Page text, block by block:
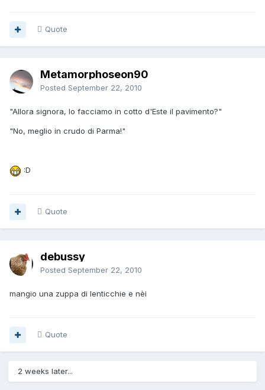
Quote
Metamorphoseon90
Posted September 22, 2010
"Allora signora, lo facciamo in cotto d'Este il pavimento?"
"No, meglio in crudo di Parma!"
:D
Quote
debussy
Posted September 22, 2010
mangio una zuppa di lenticchie e nèi
Quote
2 weeks later...